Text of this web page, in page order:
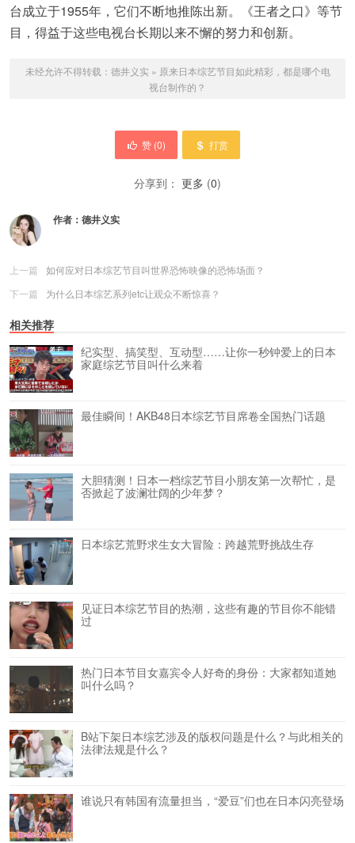
台成立于1955年，它们不断地推陈出新。《王者之口》等节
目，得益于这些电视台长期以来不懈的努力和创新。
未经允许不得转载： 德井义实 » 原来日本综艺节目如此精彩，都是哪个电
视台制作的？
赞 (0) 打赏
分享到： 更多 (0)
作者： 德井义实
上一篇
如何应对日本综艺节目叫世界恐怖映像的恐怖场面？
下一篇
为什么日本综艺系列etc让观众不断惊喜？
相关推荐
纪实型、搞笑型、互动型……让你一秒钟爱上的日本
家庭综艺节目叫什么来着
最佳瞬间！AKB48日本综艺节目席卷全国热门话题
大胆猜测！日本一档综艺节目小朋友第一次帮忙，是
否掀起了波澜壮阔的少年梦？
日本综艺荒野求生女大冒险：跨越荒野挑战生存
见证日本综艺节目的热潮，这些有趣的节目你不能错
过
热门日本节目女嘉宾令人好奇的身份：大家都知道她
叫什么吗？
B站下架日本综艺涉及的版权问题是什么？与此相关的
法律法规是什么？
谁说只有韩国有流量担当，“爱豆”们也在日本闪亮登场